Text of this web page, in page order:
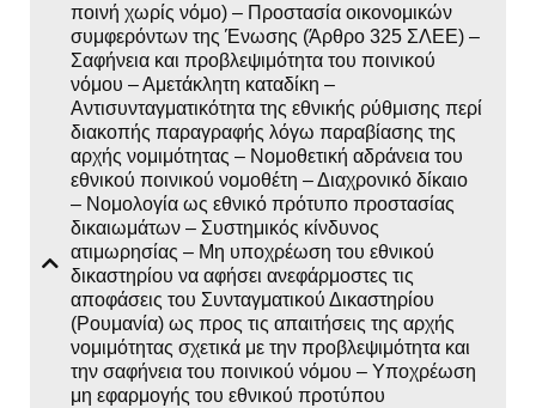
ποινή χωρίς νόμο) – Προστασία οικονομικών
συμφερόντων της Ένωσης (Άρθρο 325 ΣΛΕΕ) –
Σαφήνεια και προβλεψιμότητα του ποινικού
νόμου – Αμετάκλητη καταδίκη –
Αντισυνταγματικότητα της εθνικής ρύθμισης περί
διακοπής παραγραφής λόγω παραβίασης της
αρχής νομιμότητας – Νομοθετική αδράνεια του
εθνικού ποινικού νομοθέτη – Διαχρονικό δίκαιο
– Noμολογία ως εθνικό πρότυπο προστασίας
δικαιωμάτων – Συστημικός κίνδυνος
ατιμωρησίας – Μη υποχρέωση του εθνικού
δικαστηρίου να αφήσει ανεφάρμοστες τις
αποφάσεις του Συνταγματικού Δικαστηρίου
(Ρουμανία) ως προς τις απαιτήσεις της αρχής
νομιμότητας σχετικά με την προβλεψιμότητα και
την σαφήνεια του ποινικού νόμου – Υποχρέωση
μη εφαρμογής του εθνικού προτύπου